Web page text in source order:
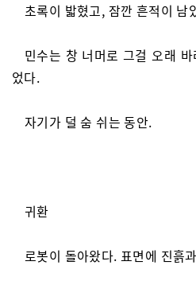
초록이 밟혔고, 잠깐 흔적이 남
민수는 창 너머로 그걸 오래
었다.
자기가 덜 숨 쉬는 동안.
귀환
로봇이 돌아왔다. 표면에 진흙